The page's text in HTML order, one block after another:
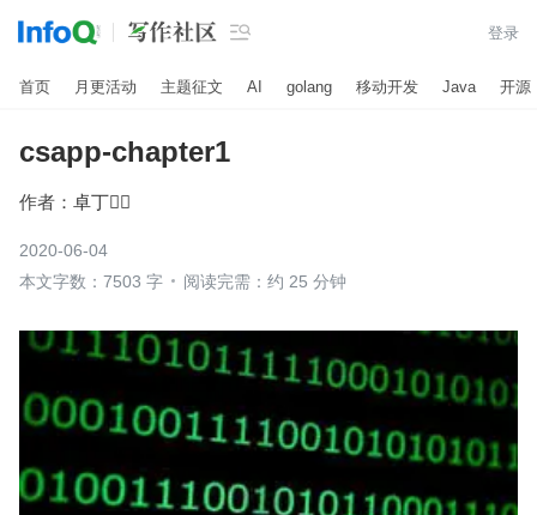
 登录
首页 月更活动 主题征文 AI golang 移动开发 Java 开源
csapp-chapter1
作者： 卓丁
2020-06-04
本文字数：7503 字
阅读完需：约 25 分钟